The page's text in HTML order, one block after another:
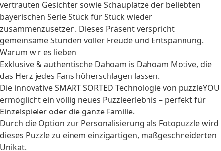
vertrauten Gesichter sowie Schauplätze der beliebten
bayerischen Serie Stück für Stück wieder
zusammenzusetzen. Dieses Präsent verspricht
gemeinsame Stunden voller Freude und Entspannung.
Warum wir es lieben
Exklusive & authentische Dahoam is Dahoam Motive, die
das Herz jedes Fans höherschlagen lassen.
Die innovative SMART SORTED Technologie von puzzleYOU
ermöglicht ein völlig neues Puzzleerlebnis – perfekt für
Einzelspieler oder die ganze Familie.
Durch die Option zur Personalisierung als Fotopuzzlewird
dieses Puzzle zu einem einzigartigen, maßgeschneiderten
Unikat.